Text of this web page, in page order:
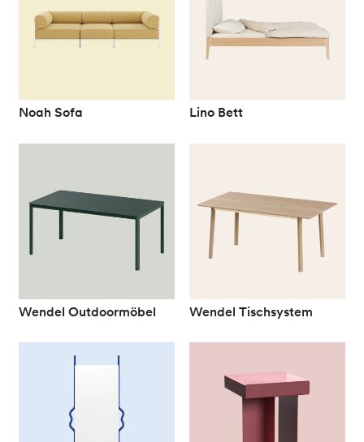
Noah Sofa Lino Bett
Wendel Outdoormöbel Wendel Tischsystem